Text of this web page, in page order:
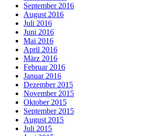
September 2016
August 2016
Juli 2016
Juni 2016
Mai 2016
April 2016
März 2016
Februar 2016
Januar 2016
Dezember 2015
November 2015
Oktober 2015
September 2015
August 2015
Juli 2015